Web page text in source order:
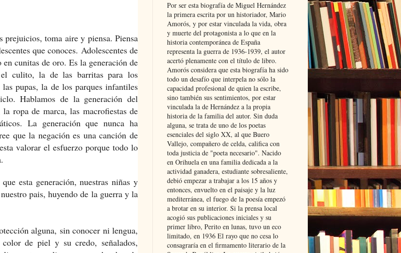
prejuicios, toma aire y piensa. Piensa
que conoces. Adolescentes de
cunitas de oro. Es la generación de
culito, la de las barritas para los
pupas, la de los parques infantiles
Hablamos de la generación del
ropa de marca, las macrofiestas de
La generación que nunca ha
que la negación es una canción de
valorar el esfuerzo porque todo lo
esta generación, nuestras niñas y
pais, huyendo de la guerra y la
alguna, sin conocer ni lengua,
de piel y su credo, señalados,
Por ser esta biografía de Miguel Hernández
la primera escrita por un historiador, Mario
Amorós, y por estar vinculada la vida, obra
y muerte del protagonista a lo que en la
historia contemporánea de España
representa la guerra de 1936-1939, el autor
acertó plenamente con el título de libro.
Amorós considera que esta biografía ha sido
todo un desafío que interpela no sólo la
capacidad profesional de quien la escribe,
sino también sus sentimientos, por estar
vinculada la de Hernández a la propia
historia de la familia del autor. Sin duda
alguna, se trata de uno de los poetas
esenciales del siglo XX, al que Buero
Vallejo, compañero de celda, califica con
toda justicia de "poeta necesario". Nacido
en Orihuela en una familia dedicada a la
actividad ganadera, estudiante sobresaliente,
debió empezar a trabajar a los 15 años y
entonces, envuelto en el paisaje y la luz
mediterránea, el fuego de la poesía empezó
a brotar en su interior. Si la prensa local
acogió sus publicaciones iniciales y su
primer libro, Perito en lunas, tuvo un eco
limitado, en 1936 El rayo que no cesa lo
consagraría en el firmamento literario de la